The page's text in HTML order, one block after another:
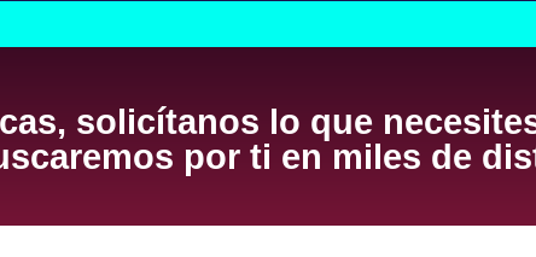
solicítanos lo que
por ti en miles de